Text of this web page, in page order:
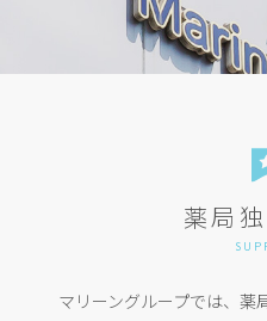
薬局
マリーングループでは、薬